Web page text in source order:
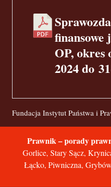
finansowe
OP, okres
2024 do
Fundacja Instytut Państwa i
Prawnik – porady
Gorlice, Stary Sącz,
Łącko, Piwniczna,